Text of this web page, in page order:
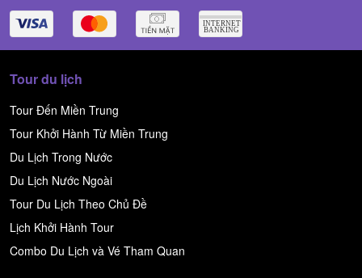
Tour du lịch
Tour Đến Miền Trung
Tour Khởi Hành Từ Miền Trung
Du Lịch Trong Nước
Du Lịch Nước Ngoài
Tour Du Lịch Theo Chủ Đề
Lịch Khởi Hành Tour
Combo Du Lịch và Vé Tham Quan